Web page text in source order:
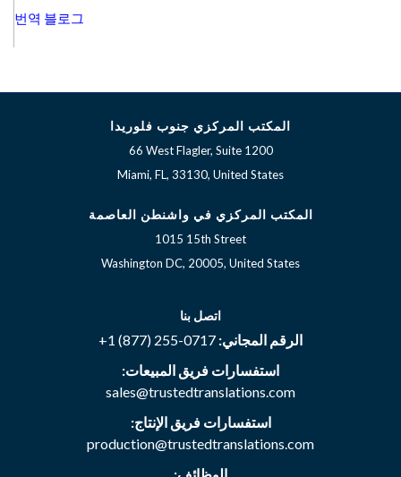
번역 블로그
المكتب المركزي جنوب فلوريدا
66 West Flagler, Suite 1200
Miami, FL, 33130, United States
المكتب المركزي في واشنطن العاصمة
1015 15th Street
Washington DC, 20005, United States
اتصل بنا
الرقم المجاني: +1 (877) 255-0717
استفسارات فريق المبيعات:
sales@trustedtranslations.com
استفسارات فريق الإنتاج:
production@trustedtranslations.com